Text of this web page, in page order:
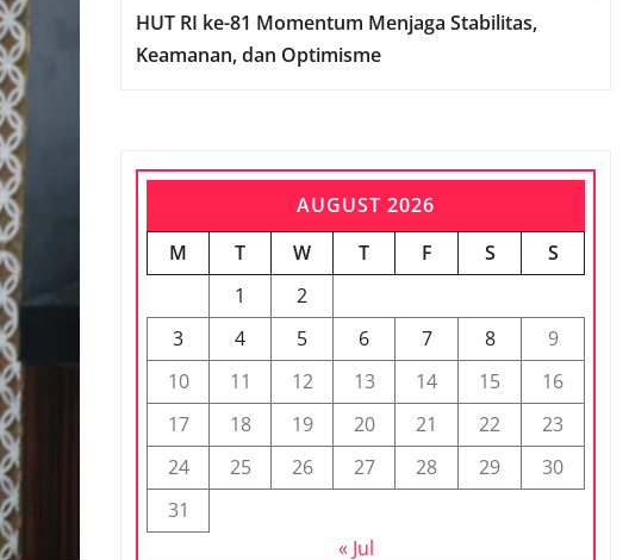
HUT RI ke-81 Momentum Menjaga Stabilitas,
Keamanan, dan Optimisme
AUGUST 2026
M
T W T F S
S
1
2
3
4 5 6 7 8
9
10
11 12 13 14 15
16
17
18 19 20 21 22
23
24
25 26 27 28 29
30
31
« Jul